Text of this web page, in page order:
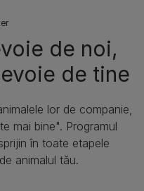
de noi,
de tine​
lor de companie,
mai bine". Programul
în toate etapele
animalul tău.